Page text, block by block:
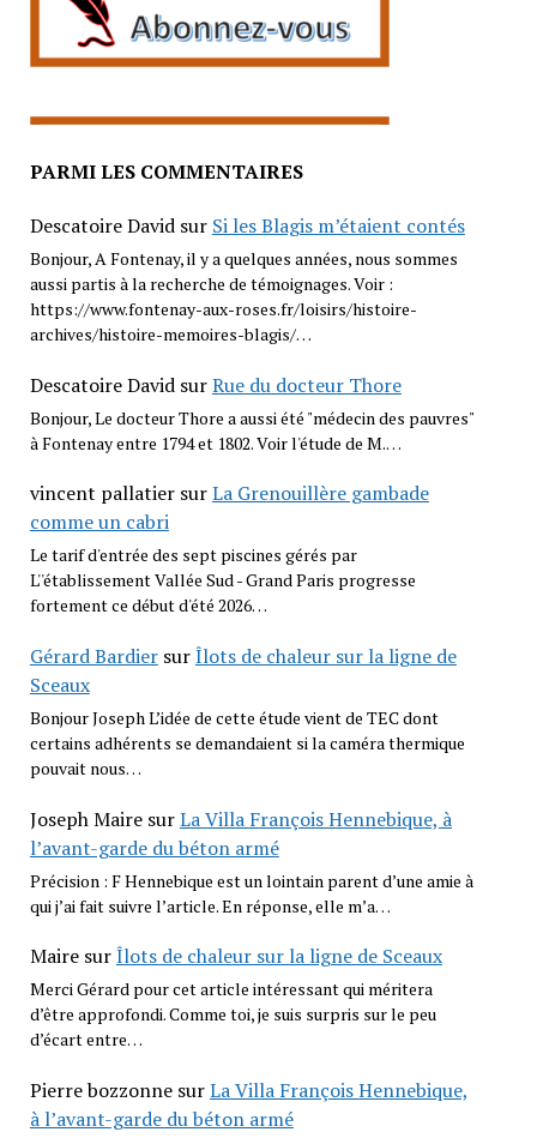
PARMI LES COMMENTAIRES
Descatoire Davidsur Si les Blagis m’étaient contés
Bonjour, A Fontenay, il y a quelques années, nous sommes
aussi partis à la recherche de témoignages. Voir :
https://www.fontenay-aux-roses.fr/loisirs/histoire-
archives/histoire-memoires-blagis/…
Descatoire DavidsurRue du docteur Thore
Bonjour, Le docteur Thore a aussi été "médecin des pauvres"
à Fontenay entre 1794 et 1802. Voir l'étude de M.…
vincent pallatiersurLa Grenouillère gambade
comme un cabri
Le tarif d'entrée des sept piscines gérés par
L''établissement Vallée Sud - Grand Paris progresse
fortement ce début d'été 2026…
Gérard BardiersurÎlots de chaleur sur la ligne de
Sceaux
Bonjour Joseph L’idée de cette étude vient de TEC dont
certains adhérents se demandaient si la caméra thermique
pouvait nous…
Joseph MairesurLa Villa François Hennebique, à
l’avant-garde du béton armé
Précision : F Hennebique est un lointain parent d’une amie à
qui j’ai fait suivre l’article. En réponse, elle m’a…
MairesurÎlots de chaleur sur la ligne de Sceaux
Merci Gérard pour cet article intéressant qui méritera
d’être approfondi. Comme toi, je suis surpris sur le peu
d’écart entre…
Pierre bozzonnesurLa Villa François Hennebique,
à l’avant-garde du béton armé